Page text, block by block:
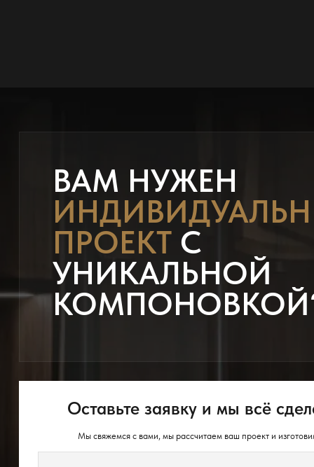
ВАМ НУЖЕН
ПРОЕКТС
УНИКАЛЬНОЙ
Оставьте заявку и мы всё
Мы свяжемся с вами, мы рассчитаем ваш проект и